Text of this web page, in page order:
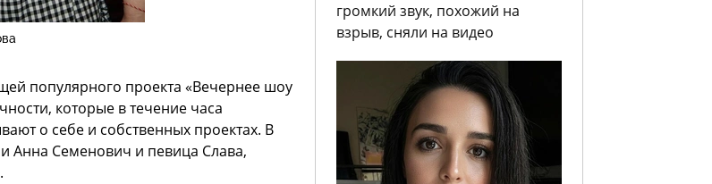
популярного проекта «Вечернее шоу
которые в течение часа
о себе и собственных проектах. В
Анна Семенович и певица Слава,
громкий звук, похожий на
взрыв, сняли на видео